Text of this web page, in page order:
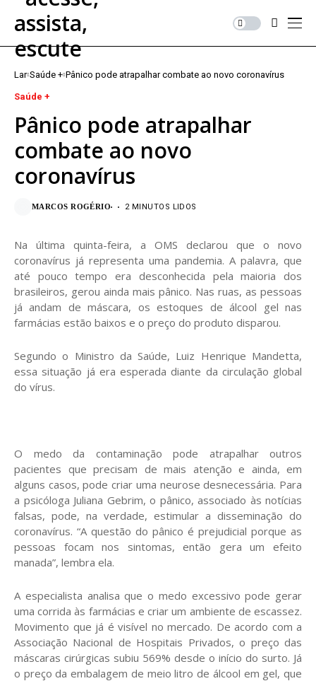
Lar Saúde + Pânico pode atrapalhar combate ao novo coronavírus
Saúde +
Pânico pode atrapalhar
combate ao novo
coronavírus
MARCOS ROGÉRIO 2 MINUTOS LIDOS
Na última quinta-feira, a OMS declarou que o novo
coronavírus já representa uma pandemia. A palavra, que
até pouco tempo era desconhecida pela maioria dos
brasileiros, gerou ainda mais pânico. Nas ruas, as pessoas
já andam de máscara, os estoques de álcool gel nas
farmácias estão baixos e o preço do produto disparou.
Segundo o Ministro da Saúde, Luiz Henrique Mandetta,
essa situação já era esperada diante da circulação global
do vírus.
O medo da contaminação pode atrapalhar outros
pacientes que precisam de mais atenção e ainda, em
alguns casos, pode criar uma neurose desnecessária. Para
a psicóloga Juliana Gebrim, o pânico, associado às notícias
falsas, pode, na verdade, estimular a disseminação do
coronavírus. “A questão do pânico é prejudicial porque as
pessoas focam nos sintomas, então gera um efeito
manada”, lembra ela.
A especialista analisa que o medo excessivo pode gerar
uma corrida às farmácias e criar um ambiente de escassez.
Movimento que já é visível no mercado. De acordo com a
Associação Nacional de Hospitais Privados, o preço das
máscaras cirúrgicas subiu 569% desde o início do surto. Já
o preço da embalagem de meio litro de álcool em gel, que